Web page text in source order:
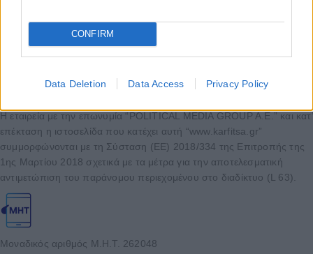
CONFIRM
Data Deletion Data Access Privacy Policy
Η εταιρεία με την επωνυμία “POLITICAL MEDIA GROUP A.E.” και κατ’
επέκταση η ιστοσελίδα που κατέχει αυτή “www.karfitsa.gr”
συμμορφώνονται με τη Σύσταση (ΕΕ) 2018/334 της Επιτροπής της
1ης Μαρτίου 2018 σχετικά με τα μέτρα για την αποτελεσματική
αντιμετώπιση του παράνομου περιεχομένου στο διαδίκτυο (L 63).
Μοναδικός αριθμός Μ.Η.Τ. 262048